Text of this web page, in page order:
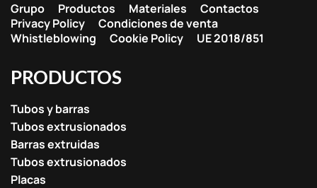
Grupo Productos Materiales
Contactos
Privacy Policy
Condiciones de venta
Whistleblowing
Cookie Policy UE 2018/851
PRODUCTOS
Tubos y barras
Tubos extrusionados
Barras extruidas
Tubos extrusionados
Placas